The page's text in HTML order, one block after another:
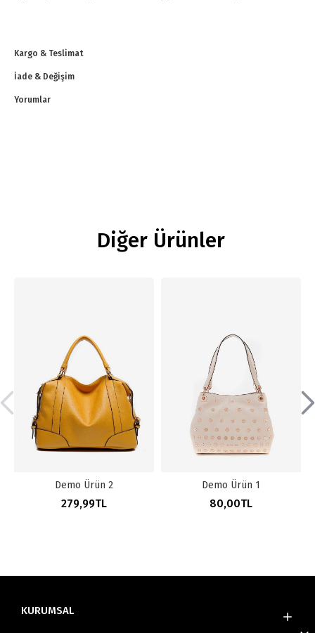
Kargo & Teslimat
İade & Değişim
Yorumlar
Diğer Ürünler
Demo Ürün 2
279,99TL
Demo Ürün 1
80,00TL
KURUMSAL